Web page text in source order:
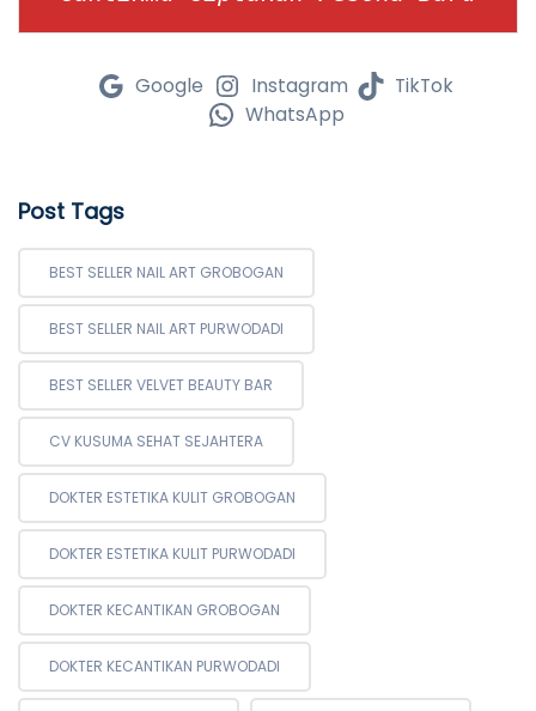
Google Instagram
TikTok
WhatsApp
Post Tags
BEST SELLER NAIL ART GROBOGAN
BEST SELLER NAIL ART PURWODADI
BEST SELLER VELVET BEAUTY BAR
CV KUSUMA SEHAT SEJAHTERA
DOKTER ESTETIKA KULIT GROBOGAN
DOKTER ESTETIKA KULIT PURWODADI
DOKTER KECANTIKAN GROBOGAN
DOKTER KECANTIKAN PURWODADI